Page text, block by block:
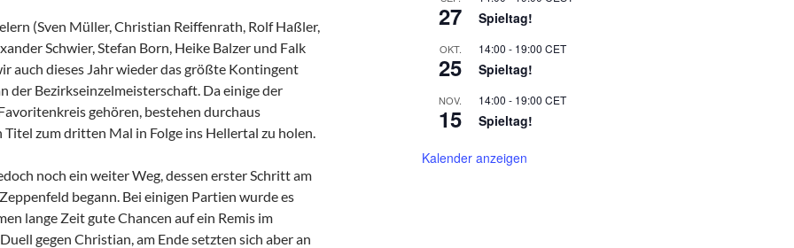
(Sven Müller, Christian Reiffenrath, Rolf Haßler,
Schwier, Stefan Born, Heike Balzer und Falk
auch dieses Jahr wieder das größte Kontingent
der Bezirkseinzelmeisterschaft. Da einige der
gehören, bestehen durchaus
Titel zum dritten Mal in Folge ins Hellertal zu holen.
noch ein weiter Weg, dessen erster Schritt am
begann. Bei einigen Partien wurde es
lange Zeit gute Chancen auf ein Remis im
gegen Christian, am Ende setzten sich aber an
27 Spieltag!
OKT.
25
14:00 - 19:00 CET
Spieltag!
NOV.
15
14:00 - 19:00 CET
Spieltag!
Kalender anzeigen